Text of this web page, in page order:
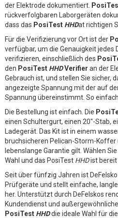
der Elektrode dokumentiert.
rückverfolgbaren Laborgeräten
dass das PosiTest HHDat richtigen
Für die Verifizierung vor Ort ist der
verfügbar, um die Genauigkeit jedes
verifizieren, einschließlich des
den PosiTest HHDVerifier an der
Gebrauch ist, und stellen Sie sicher,
angezeigte Spannung mit der auf
Spannung übereinstimmt. So einfach
Die Bestellung ist einfach. Die
einen Schultergurt, einen 20"-Stab,
Ladegerät. Das Kit ist in einem
bruchsicheren Pelican-Storm-
lebenslange Garantie gilt. Wählen
Wahl und das PosiTest HHDist bereit
Seit über fünfzig Jahren ist
Prüfgeräte und stellt einfache,
her. Unterstützt durch DeFelskos
Kundendienst und
PosiTest HHDdie ideale Wahl für die